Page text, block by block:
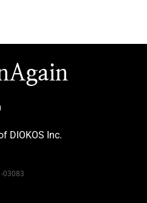
DIOKOS Inc.
03083